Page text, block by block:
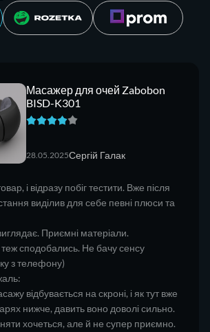
Масажер для очей Zabobon
BISD-K301
28.05.2025Сергій Галак
і відразу побіг тестити. Вже після
виділив для себе певні плюси та
Приємні матеріали.
сподобались. Не бачу сенсу
з телефону)
відбувається на скроні, і як тут вже
нижче, давить воно доволі сильно.
хочеться, але й не супер приємно.